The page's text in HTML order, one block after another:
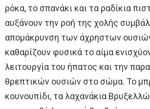
ρόκα, το σπανάκι και τα ραδίκια
αυξάνουν την ροή της χολής
απομάκρυνση των άχρηστων
καθαρίζουν φυσικά το αίμα
λειτουργία του ήπατος και την
θρεπτικών ουσιών στο σώμα. Το
κουνουπίδι, τα λαχανάκια